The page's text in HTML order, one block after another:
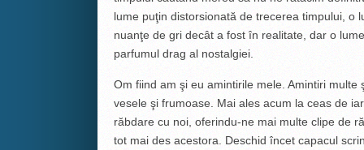
lume puţin distorsionată de trecerea timpului, o
nuanţe de gri decât a fost în realitate, dar o
parfumul drag al nostalgiei.
Om fiind am şi eu amintirile mele. Amintiri
vesele şi frumoase. Mai ales acum la ceas de
răbdare cu noi, oferindu-ne mai multe clipe de
tot mai des acestora. Deschid încet capacul